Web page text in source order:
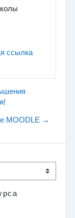
ссылка
MOODLE →